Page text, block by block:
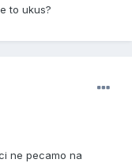
to ukus?
ne pecamo na